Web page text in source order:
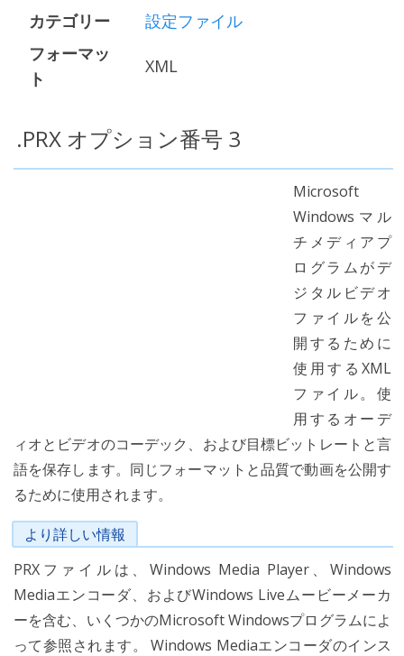
カテゴリー
設定ファイル
フォーマッ
ト
XML
.PRX オプション番号 3
Microsoft
Windowsマル
チメディアプ
ログラムがデ
ジタルビデオ
ファイルを公
開するために
使用するXML
ファイル。使
用するオーデ
ィオとビデオのコーデック、および目標ビットレートと言
語を保存します。同じフォーマットと品質で動画を公開す
るために使用されます。
より詳しい情報
PRXファイルは、Windows Media Player、Windows
Mediaエンコーダ、およびWindows Liveムービーメーカ
ーを含む、いくつかのMicrosoft Windowsプログラムによ
って参照されます。 Windows Mediaエンコーダのインス